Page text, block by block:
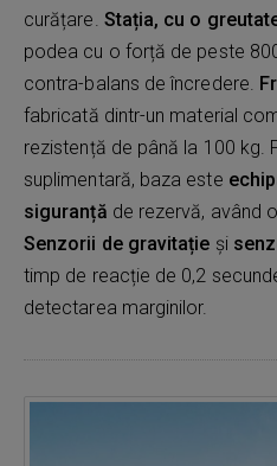
curățare. Stația, cu o
podea cu o forță de peste
contra-balans de încredere.
fabricată dintr-un material
rezistență de până la 100 kg.
suplimentară, baza este
siguranță de rezervă, având
Senzorii de gravitație și
timp de reacție de 0,2
detectarea marginilor.